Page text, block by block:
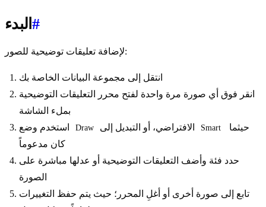
البدء #
لإضافة تعليقات توضيحية للصور:
انتقل إلى مجموعة البيانات الخاصة بك
انقر فوق أي صورة مرة واحدة لفتح محرر التعليقات التوضيحية
بملء الشاشة
Draw Smart
كان مدعوماً
حدد فئة وأضف التعليقات التوضيحية أو عدلها مباشرة على
الصورة
تابع إلى صورة أخرى أو أغلِ المحرر؛ حيث يتم حفظ التغييرات